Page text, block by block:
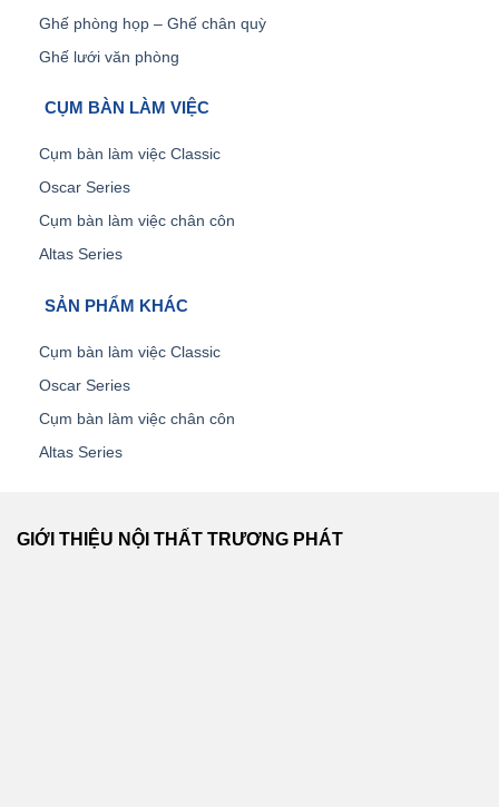
Ghế phòng họp – Ghế chân quỳ
Ghế lưới văn phòng
CỤM BÀN LÀM VIỆC
Cụm bàn làm việc Classic
Oscar Series
Cụm bàn làm việc chân côn
Altas Series
SẢN PHẨM KHÁC
Cụm bàn làm việc Classic
Oscar Series
Cụm bàn làm việc chân côn
Altas Series
GIỚI THIỆU NỘI THẤT TRƯƠNG PHÁT